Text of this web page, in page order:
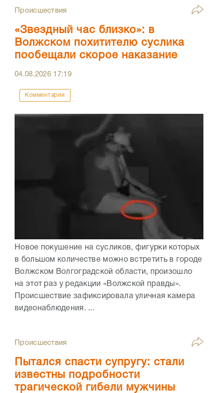
Происшествия
«Звездный час близко»: в
Волжском похитителю суслика
пообещали скорое наказание
04.08.2026 17:19
Комментарии
Новое покушение на сусликов, фигурки которых
в большом количестве можно встретить в городе
Волжском Волгоградской области, произошло
на этот раз у редакции «Волжской правды».
Происшествие зафиксировала уличная камера
видеонаблюдения. ...
Происшествия
Пытался спасти супругу: стали
известны подробности
трагической гибели мужчины